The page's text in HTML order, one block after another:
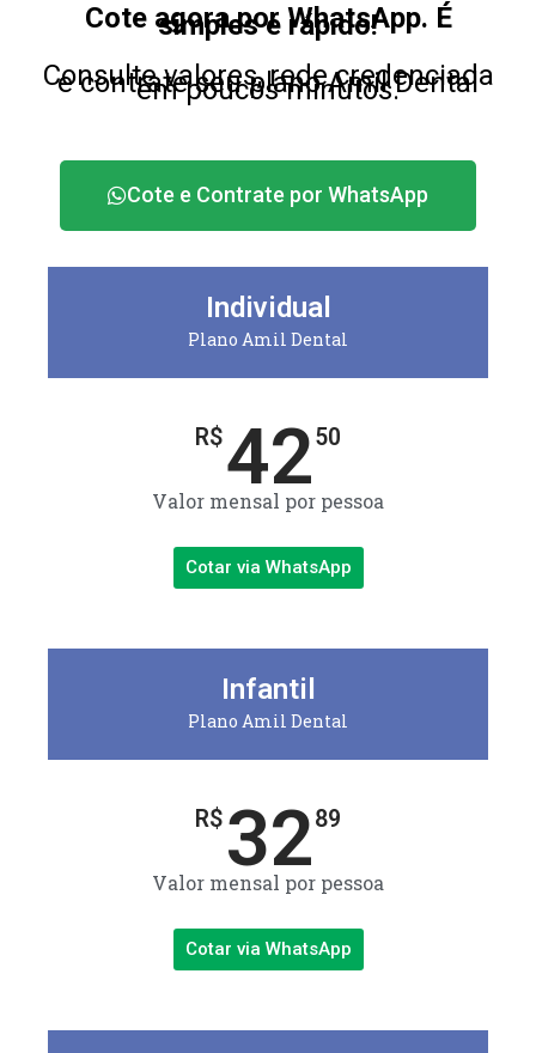
Cote agora por WhatsApp. É
simples e rápido!
Consulte valores, rede credenciada
e contrate seu plano Amil Dental
em poucos minutos.
Cote e Contrate por WhatsApp
Individual
Plano Amil Dental
R$4250
Valor mensal por pessoa
Cotar via WhatsApp
Infantil
Plano Amil Dental
R$ 3289
Valor mensal por pessoa
Cotar via WhatsApp